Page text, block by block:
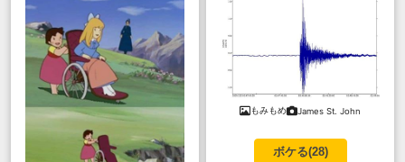
もみもめ James St. John
ボケる(28)